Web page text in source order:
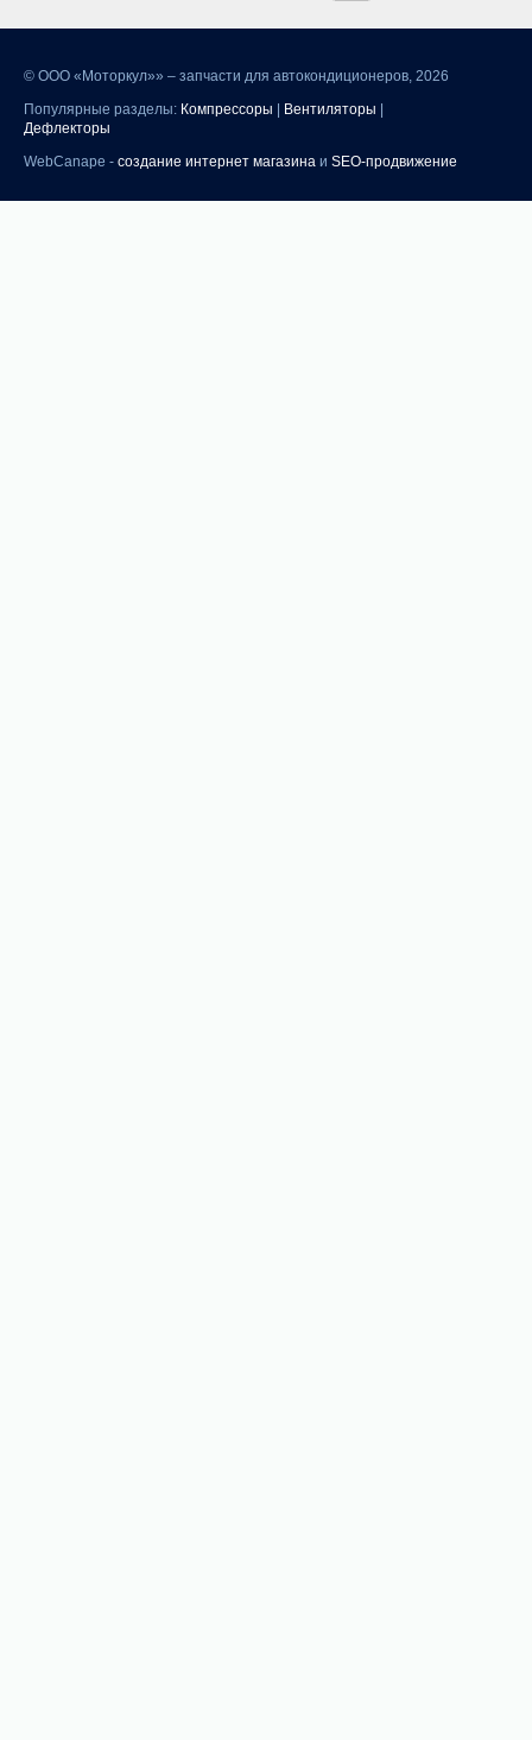
© ООО «Моторкул»» – запчасти для автокондиционеров, 2026
Популярные разделы: Компрессоры Вентиляторы
Дефлекторы
WebCanape - создание интернет магазина и SEO-продвижение